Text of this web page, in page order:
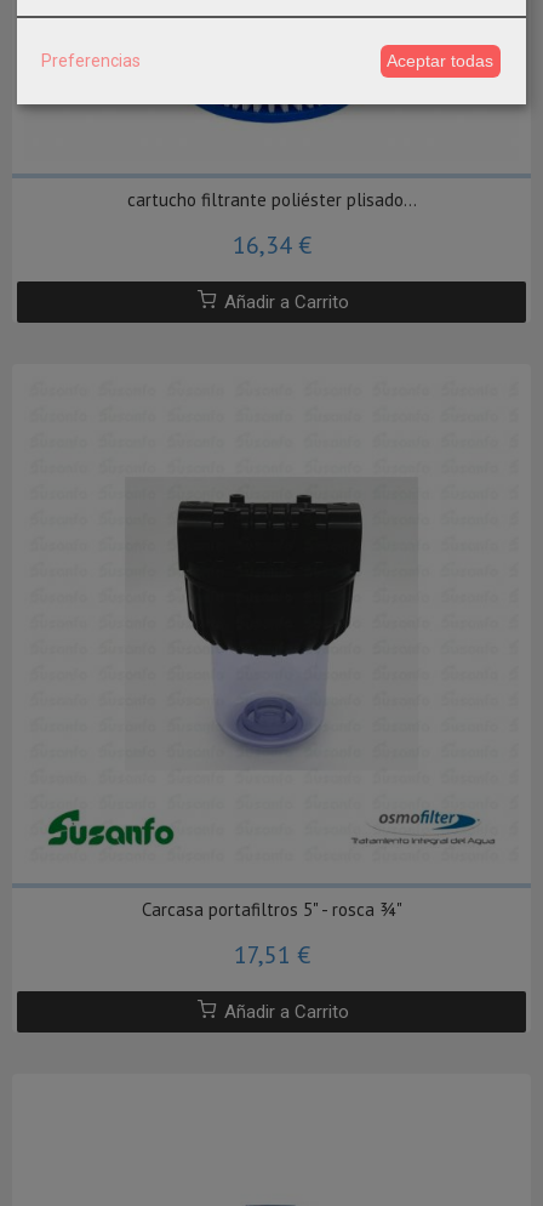
cartucho filtrante poliéster plisado...
16,34 €
Añadir a Carrito
Carcasa portafiltros 5" - rosca ¾"
17,51 €
Añadir a Carrito
Preferencias Aceptar todas